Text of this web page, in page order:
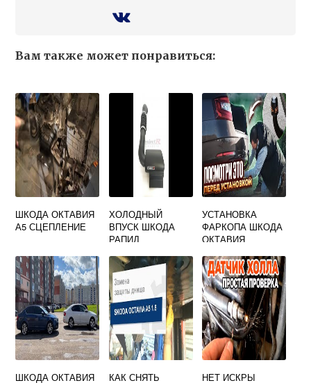
Вам также может понравиться:
ШКОДА ОКТАВИЯ
А5 СЦЕПЛЕНИЕ
ХОЛОДНЫЙ
ВПУСК ШКОДА
РАПИД
УСТАНОВКА
ФАРКОПА ШКОДА
ОКТАВИЯ
ШКОДА ОКТАВИЯ
КАК СНЯТЬ
НЕТ ИСКРЫ